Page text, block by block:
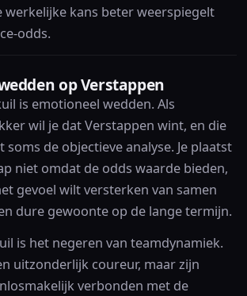
werkelijke kans beter weerspiegelt
odds.
op Verstappen
is emotioneel wedden. Als
wil je dat Verstappen wint, en die
de objectieve analyse. Je plaatst
niet omdat de odds waarde bieden,
gevoel wilt versterken van samen
dure gewoonte op de lange termijn.
is het negeren van teamdynamiek.
uitzonderlijk coureur, maar zijn
verbonden met de